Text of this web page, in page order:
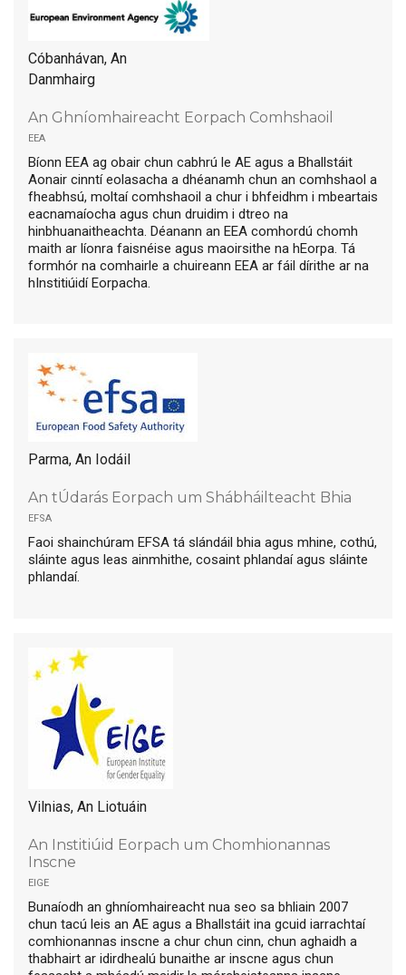
Cóbanhávan, An
Danmhairg
An Ghníomhaireacht Eorpach Comhshaoil
eea
Bíonn EEA ag obair chun cabhrú le AE agus a Bhallstáit
Aonair cinntí eolasacha a dhéanamh chun an comhshaol a
fheabhsú, moltaí comhshaoil a chur i bhfeidhm i mbeartais
eacnamaíocha agus chun druidim i dtreo na
hinbhuanaitheachta. Déanann an EEA comhordú chomh
maith ar líonra faisnéise agus maoirsithe na hEorpa. Tá
formhór na comhairle a chuireann EEA ar fáil dírithe ar na
hInstitiúidí Eorpacha.
Parma, An Iodáil
An tÚdarás Eorpach um Shábháilteacht Bhia
efsa
Faoi shainchúram EFSA tá slándáil bhia agus mhine, cothú,
sláinte agus leas ainmhithe, cosaint phlandaí agus sláinte
phlandaí.
Vilnias, An Liotuáin
An Institiúid Eorpach um Chomhionannas
Inscne
eige
Bunaíodh an ghníomhaireacht nua seo sa bhliain 2007
chun tacú leis an AE agus a Bhallstáit ina gcuid iarrachtaí
comhionannas inscne a chur chun cinn, chun aghaidh a
thabhairt ar idirdhealú bunaithe ar inscne agus chun